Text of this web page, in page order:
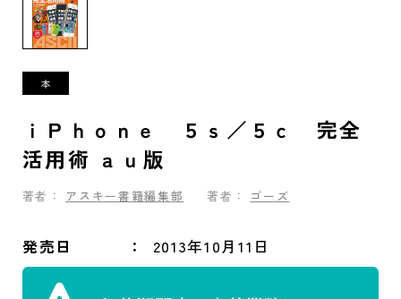
ｉＰｈｏｎｅ ５ｓ／５ｃ 完全
活用術 ａｕ版
著者： アスキー書籍編集部 著者： ゴーズ
発売日 2013年10月11日